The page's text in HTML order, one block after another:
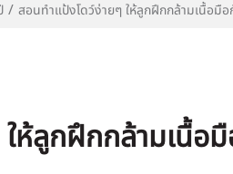
สอนทำแป้งโดว์ง่ายๆ ให้ลูกฝึกกล้ามเนื้อมือ
ห้ลูกฝึกกล้ามเนื้อ